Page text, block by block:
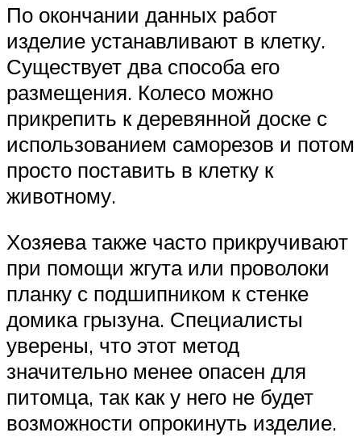
По окончании данных работ
изделие устанавливают в клетку.
Существует два способа его
размещения. Колесо можно
прикрепить к деревянной доске с
использованием саморезов и потом
просто поставить в клетку к
животному.
Хозяева также часто прикручивают
при помощи жгута или проволоки
планку с подшипником к стенке
домика грызуна. Специалисты
уверены, что этот метод
значительно менее опасен для
питомца, так как у него не будет
возможности опрокинуть изделие.